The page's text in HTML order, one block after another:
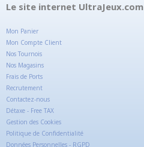
Le site internet UltraJeux.com
Mon Panier
Mon Compte Client
Nos Tournois
Nos Magasins
Frais de Ports
Recrutement
Contactez-nous
Détaxe - Free TAX
Gestion des Cookies
Politique de Confidentialité
Données Personnelles - RGPD